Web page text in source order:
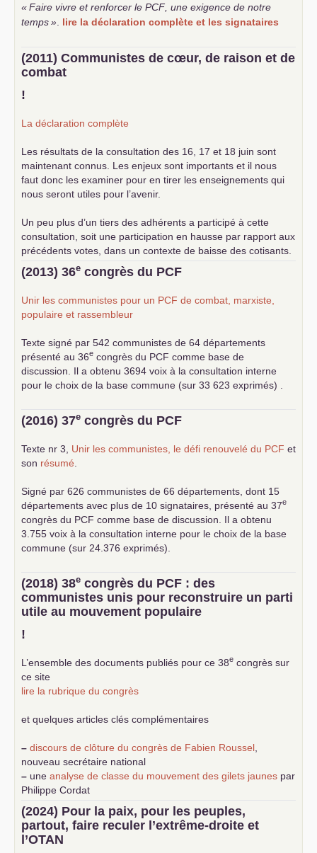
«Faire vivre et renforcer le PCF , une exigence de notre
temps» lire la déclaration complète et les signataires
(2011) Communistes de cœur, de raison et de
combat
!
La déclaration complète
Les résultats de la consultation des 16, 17 et 18 juin sont
maintenant connus. Les enjeux sont importants et il nous
faut donc les examiner pour en tirer les enseignements qui
nous seront utiles pour l’avenir.
Un peu plus d’un tiers des adhérents a participé à cette
consultation, soit une participation en hausse par rapport aux
précédents votes, dans un contexte de baisse des cotisants.
... lire la suite
(2013) 36e congrès du PCF
Unir les communistes pour un PCF de combat, marxiste,
populaire et rassembleur
Texte signé par 542 communistes de 64 départements
présenté au 36e congrès du PCF comme base de
discussion. Il a obtenu 3694 voix à la consultation interne
pour le choix de la base commune (sur 33 623 exprimés) .
(2016) 37e congrès du PCF
Texte nr 3, Unir les communistes, le défi renouvelé du PCF et
son résumé
Signé par 626 communistes de 66 départements, dont 15
départements avec plus de 10 signataires, présenté au 37e
congrès du PCF comme base de discussion. Il a obtenu
3.755 voix à la consultation interne pour le choix de la base
commune (sur 24.376 exprimés).
(2018) 38e congrès du PCF : des
communistes unis pour reconstruire un parti
utile au mouvement populaire
!
L’ensemble des documents publiés pour ce 38e congrès sur
ce site
lire la rubrique du congrès
et quelques articles clés complémentaires
– discours de clôture du congrès de Fabien Roussel
nouveau secrétaire national
– une analyse de classe du mouvement des gilets jaunes par
Philippe Cordat
–
un texte de Jean-Claude Delaunay
le marxisme est la
science sociale de notre temps
–un appel proposé aux partis communistes et ouvrier
d’Europe
(2024) Pour la paix, pour les peuples,
partout, faire reculer l’extrême-droite et
l’OTAN